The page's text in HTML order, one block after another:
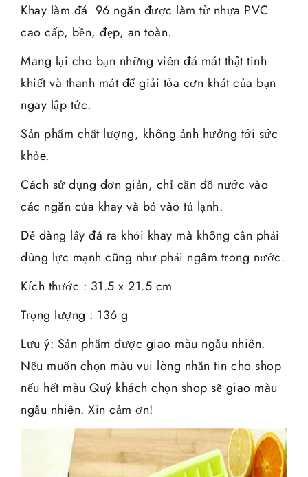
Khay làm đá 96 ngăn được làm từ nhựa PVC
cao cấp, bền, đẹp, an toàn.
Mang lại cho bạn những viên đá mát thật tinh
khiết và thanh mát để giải tỏa cơn khát của bạn
ngay lập tức.
Sản phẩm chất lượng, không ảnh hưởng tới sức
khỏe.
Cách sử dụng đơn giản, chỉ cần đổ nước vào
các ngăn của khay và bỏ vào tủ lạnh.
Dễ dàng lấy đá ra khỏi khay mà không cần phải
dùng lực mạnh cũng như phải ngâm trong nước.
Kích thước : 31.5 x 21.5 cm
Trọng lượng : 136 g
Lưu ý: Sản phẩm được giao màu ngẫu nhiên.
Nếu muốn chọn màu vui lòng nhắn tin cho shop
nếu hết màu Quý khách chọn shop sẽ giao màu
ngẫu nhiên. Xin cảm ơn!